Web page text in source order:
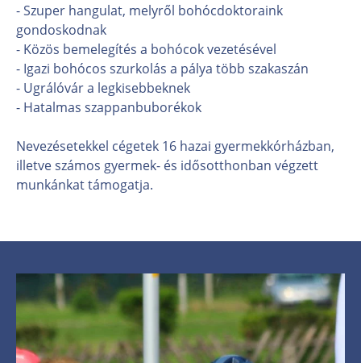
- Szuper hangulat, melyről bohócdoktoraink
gondoskodnak
- Közös bemelegítés a bohócok vezetésével
- Igazi bohócos szurkolás a pálya több szakaszán
- Ugrálóvár a legkisebbeknek
- Hatalmas szappanbuborékok
Nevezésetekkel cégetek 16 hazai gyermekkórházban,
illetve számos gyermek- és idősotthonban végzett
munkánkat támogatja.